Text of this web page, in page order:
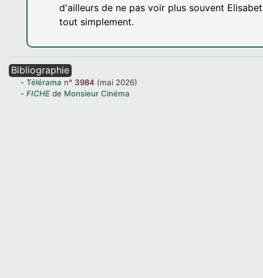
d'ailleurs de ne pas voir plus souvent
tout simplement.
Bibliographie
Télérama n° 3984 (mai 2026)
FICHE de Monsieur Cinéma